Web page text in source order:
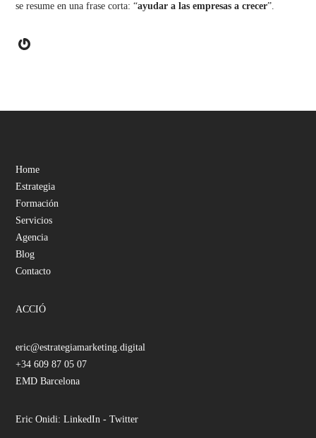
se resume en una frase corta: “ayudar a las empresas a crecer”.
Gravatar
Home
Estrategia
Formación
Servicios
Agencia
Blog
Contacto
ACCIÓ
eric@estrategiamarketing.digital
+34 609 87 05 07
EMD Barcelona
Eric Onidi:LinkedIn -Twitter